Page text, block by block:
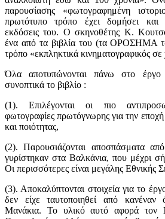
παρουσίασης «φωτογραφημένη
πρωτότυπο τρόπο έχει δομήσει και
εκδόσεις του. Ο σκηνοθέτης Κ.
ένα από τα βιβλία του (τα ΟΡΟΣΗΜΑ
τρόπο «εκπληκτικά κινηματογραφικός σε
Όλα αποτυπώνονται πάνω στο έργο
συνοπτικά το βιβλίο :
(1). Επιλέγονται οι πιο
φωτογραφίες πρωτόγνωρης για την
και ποιότητας,
(2). Παρουσιάζονται αποσπάσματα
γυρίστηκαν στα Βαλκάνια, που μέχρι
Οι περισσότερες είναι μεγάλης Εθνικής
(3). Αποκαλύπτονται στοιχεία για το
δεν είχε ταυτοποιηθεί από
Μανάκια. Το υλικό αυτό αφορά τον